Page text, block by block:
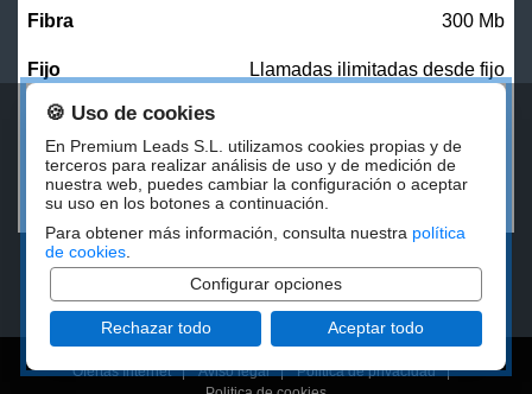
300 Mb
Llamadas ilimitadas desde fijo
27,00 €/mes
CONTRATAR
Ofertas Internet| Aviso legal| Politica de privacidad|
🍪 Uso de cookies
En Premium Leads S.L. utilizamos cookies propias y de
terceros para realizar análisis de uso y de medición de
nuestra web, puedes cambiar la configuración o aceptar
su uso en los botones a continuación.
Para obtener más información, consulta nuestra política
de cookies
Configurar opciones
Rechazar todo Aceptar todo